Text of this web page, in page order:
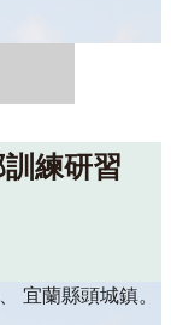
練研習
宜蘭縣頭城鎮。